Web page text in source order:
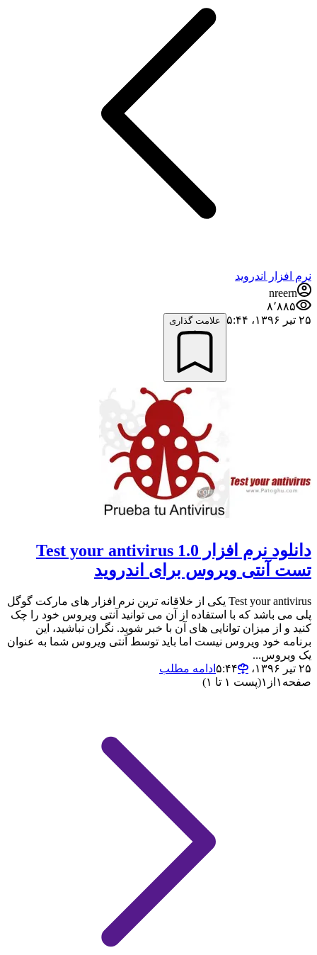
نرم افزار اندروید
nreern
۸٬۸۸۵
۲۵ تیر ۱۳۹۶،‏ ۵:۴۴
علامت گذاری
دانلود نرم افزار Test your antivirus 1.0
تست آنتی ویروس برای اندروید
Test your antivirus یکی از خلاقانه ترین نرم افزار های مارکت گوگل
پلی می باشد که با استفاده از آن می توانید آنتی ویروس خود را چک
کنید و از میزان توانایی های آن با خبر شوید. نگران نباشید، این
برنامه خود ویروس نیست اما باید توسط آنتی ویروس شما به عنوان
یک ویروس...
۲۵ تیر ۱۳۹۶،‏ ۵:۴۴
ادامه مطلب
صفحه ۱ از ۱(پست ۱ تا ۱)